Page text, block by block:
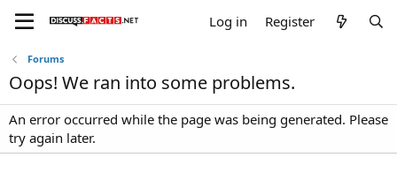
Log in Register
Forums
Oops! We ran into some problems.
An error occurred while the page was being generated. Please
try again later.